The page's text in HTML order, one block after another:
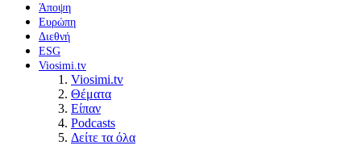
Άποψη
Ευρώπη
Διεθνή
ESG
Viosimi.tv
Viosimi.tv
Θέματα
Είπαν
Podcasts
Δείτε τα όλα